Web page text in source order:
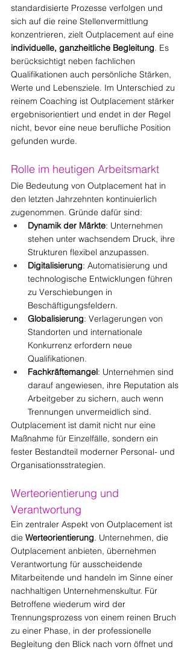
standardisierte Prozesse verfolgen und
sich auf die reine Stellenvermittlung
konzentrieren, zielt Outplacement auf eine
individuelle, ganzheitliche Begleitung. Es
berücksichtigt neben fachlichen
Qualifikationen auch persönliche Stärken,
Werte und Lebensziele. Im Unterschied zu
reinem Coaching ist Outplacement stärker
ergebnisorientiert und endet in der Regel
nicht, bevor eine neue berufliche Position
gefunden wurde.
Rolle im heutigen Arbeitsmarkt
Die Bedeutung von Outplacement hat in
den letzten Jahrzehnten kontinuierlich
zugenommen. Gründe dafür sind:
Dynamik der Märkte: Unternehmen
stehen unter wachsendem Druck, ihre
Strukturen flexibel anzupassen.
Digitalisierung: Automatisierung und
technologische Entwicklungen führen
zu Verschiebungen in
Beschäftigungsfeldern.
Globalisierung: Verlagerungen von
Standorten und internationale
Konkurrenz erfordern neue
Qualifikationen.
Fachkräftemangel: Unternehmen sind
darauf angewiesen, ihre Reputation als
Arbeitgeber zu sichern, auch wenn
Trennungen unvermeidlich sind.
Outplacement ist damit nicht nur eine
Maßnahme für Einzelfälle, sondern ein
fester Bestandteil moderner Personal- und
Organisationsstrategien.
Werteorientierung und
Verantwortung
Ein zentraler Aspekt von Outplacement ist
die Werteorientierung. Unternehmen, die
Outplacement anbieten, übernehmen
Verantwortung für ausscheidende
Mitarbeitende und handeln im Sinne einer
nachhaltigen Unternehmenskultur. Für
Betroffene wiederum wird der
Trennungsprozess von einem reinen Bruch
zu einer Phase, in der professionelle
Begleitung den Blick nach vorn öffnet und